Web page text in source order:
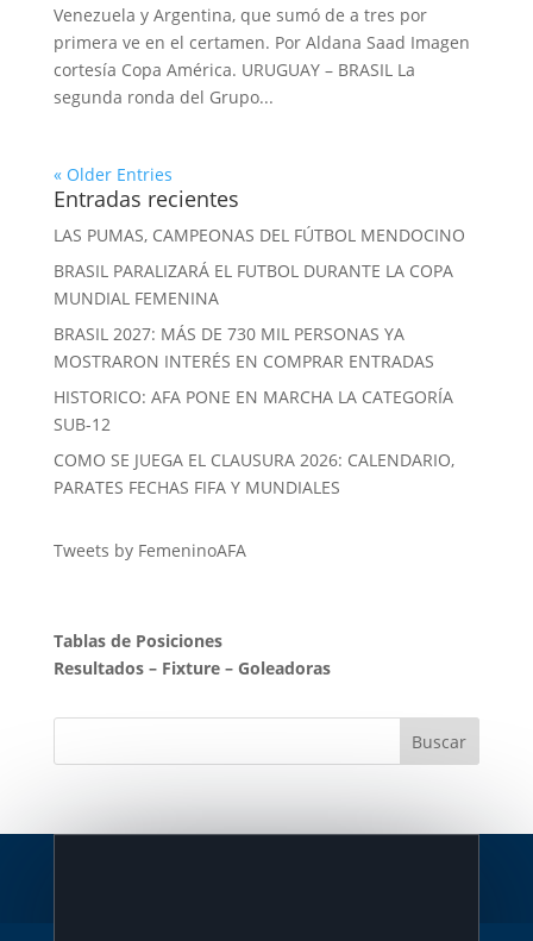
Venezuela y Argentina, que sumó de a tres por
primera ve en el certamen. Por Aldana Saad Imagen
cortesía Copa América. URUGUAY – BRASIL La
segunda ronda del Grupo...
« Older Entries
Entradas recientes
LAS PUMAS, CAMPEONAS DEL FÚTBOL MENDOCINO
BRASIL PARALIZARÁ EL FUTBOL DURANTE LA COPA
MUNDIAL FEMENINA
BRASIL 2027: MÁS DE 730 MIL PERSONAS YA
MOSTRARON INTERÉS EN COMPRAR ENTRADAS
HISTORICO: AFA PONE EN MARCHA LA CATEGORÍA
SUB-12
COMO SE JUEGA EL CLAUSURA 2026: CALENDARIO,
PARATES FECHAS FIFA Y MUNDIALES
Tweets by FemeninoAFA
Tablas de Posiciones
Resultados– Fixture– Goleadoras